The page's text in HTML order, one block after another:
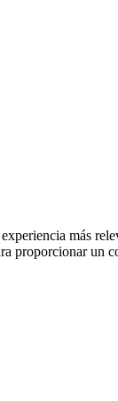
más
proporcionar un